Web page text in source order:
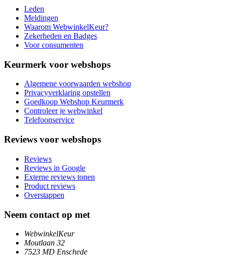
Leden
Meldingen
Waarom WebwinkelKeur?
Zekerheden en Badges
Voor consumenten
Keurmerk voor webshops
Algemene voorwaarden webshop
Privacyverklaring opstellen
Goedkoop Webshop Keurmerk
Controleer je webwinkel
Telefoonservice
Reviews voor webshops
Reviews
Reviews in Google
Externe reviews tonen
Product reviews
Overstappen
Neem contact op met
WebwinkelKeur
Moutlaan 32
7523 MD Enschede